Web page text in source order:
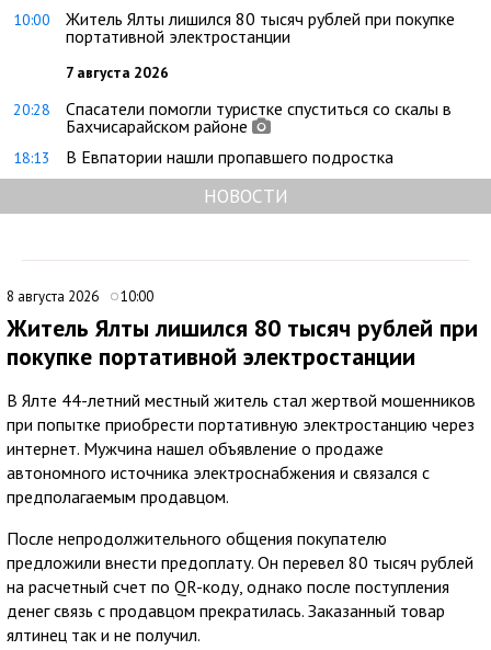
10:00
Житель Ялты лишился 80 тысяч рублей при покупке
портативной электростанции
7 августа 2026
20:28
Спасатели помогли туристке спуститься со скалы в
Бахчисарайском районе
18:13 В Евпатории нашли пропавшего подростка
НОВОСТИ
8 августа 2026 10:00
Житель Ялты лишился 80 тысяч рублей при
покупке портативной электростанции
В Ялте 44-летний местный житель стал жертвой мошенников
при попытке приобрести портативную электростанцию через
интернет. Мужчина нашел объявление о продаже
автономного источника электроснабжения и связался с
предполагаемым продавцом.
После непродолжительного общения покупателю
предложили внести предоплату. Он перевел 80 тысяч рублей
на расчетный счет по QR-коду, однако после поступления
денег связь с продавцом прекратилась. Заказанный товар
ялтинец так и не получил.